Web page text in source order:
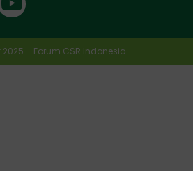
– Forum CSR Indonesia